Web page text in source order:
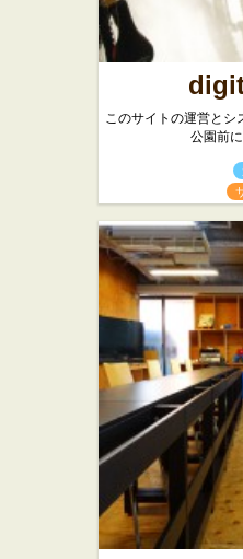
このサイトの運営とシ
公園前